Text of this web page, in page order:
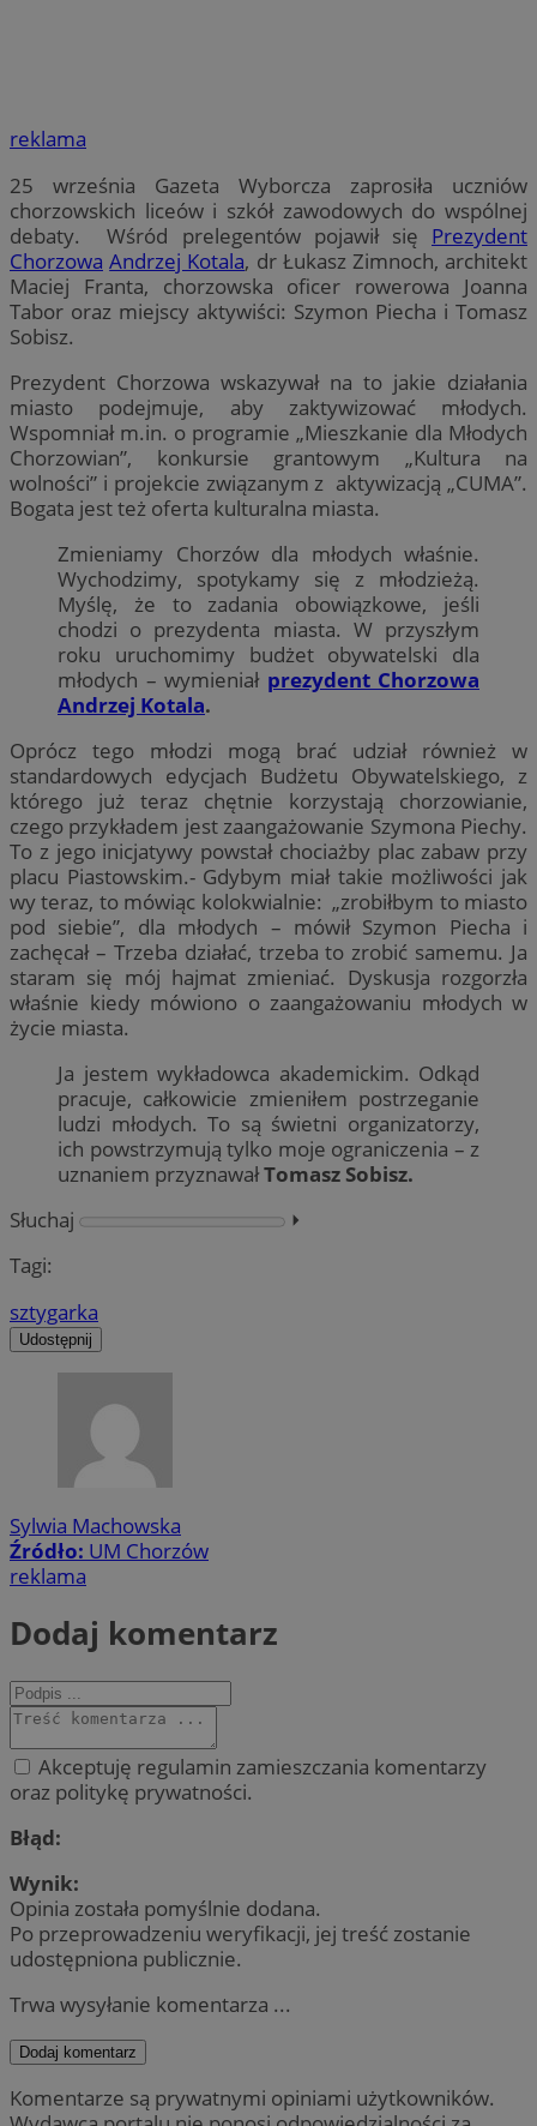
reklama
25 września Gazeta Wyborcza zaprosiła uczniów
chorzowskich liceów i szkół zawodowych do wspólnej
debaty. Wśród prelegentów pojawił się Prezydent
Chorzowa Andrzej Kotala, dr Łukasz Zimnoch, architekt
Maciej Franta, chorzowska oficer rowerowa Joanna
Tabor oraz miejscy aktywiści: Szymon Piecha i Tomasz
Sobisz.
Prezydent Chorzowa wskazywał na to jakie działania
miasto podejmuje, aby zaktywizować młodych.
Wspomniał m.in. o programie „Mieszkanie dla Młodych
Chorzowian”, konkursie grantowym „Kultura na
wolności” i projekcie związanym z aktywizacją „CUMA”.
Bogata jest też oferta kulturalna miasta.
Zmieniamy Chorzów dla młodych właśnie.
Wychodzimy, spotykamy się z młodzieżą.
Myślę, że to zadania obowiązkowe, jeśli
chodzi o prezydenta miasta. W przyszłym
roku uruchomimy budżet obywatelski dla
młodych – wymieniał prezydent Chorzowa
Andrzej Kotala.
Oprócz tego młodzi mogą brać udział również w
standardowych edycjach Budżetu Obywatelskiego, z
którego już teraz chętnie korzystają chorzowianie,
czego przykładem jest zaangażowanie Szymona Piechy.
To z jego inicjatywy powstał chociażby plac zabaw przy
placu Piastowskim.- Gdybym miał takie możliwości jak
wy teraz, to mówiąc kolokwialnie: „zrobiłbym to miasto
pod siebie”, dla młodych – mówił Szymon Piecha i
zachęcał – Trzeba działać, trzeba to zrobić samemu. Ja
staram się mój hajmat zmieniać. Dyskusja rozgorzła
właśnie kiedy mówiono o zaangażowaniu młodych w
życie miasta.
Ja jestem wykładowca akademickim. Odkąd
pracuje, całkowicie zmieniłem postrzeganie
ludzi młodych. To są świetni organizatorzy,
ich powstrzymują tylko moje ograniczenia – z
uznaniem przyznawałTomasz Sobisz.
Słuchaj
⏵︎
Tagi:
sztygarka
Udostępnij
Sylwia Machowska
Źródło: UM Chorzów
reklama
Dodaj komentarz
Akceptuję regulamin zamieszczania komentarzy
oraz politykę prywatności.
Błąd:
Wynik:
Opinia została pomyślnie dodana.
Po przeprowadzeniu weryfikacji, jej treść zostanie
udostępniona publicznie.
Trwa wysyłanie komentarza ...
Dodaj komentarz
Komentarze są prywatnymi opiniami użytkowników.